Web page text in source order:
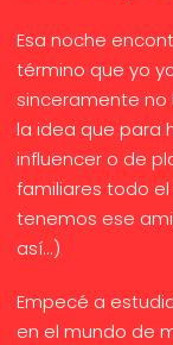
Esa noche
término que yo
sinceramente
la idea que para
influencer o de
familiares todo
tenemos ese
así...)
Empecé a
en el mundo de